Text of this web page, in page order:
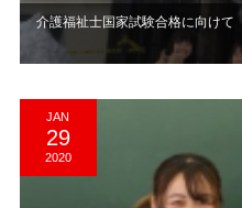
介護福祉士国家試験合格に向けて
JAN
29
2020